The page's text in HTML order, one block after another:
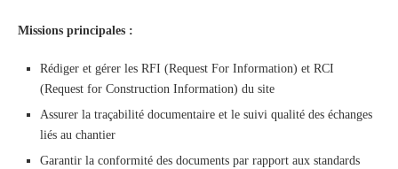
Missions principales :
Rédiger et gérer les RFI (Request For Information) et RCI
(Request for Construction Information) du site
Assurer la traçabilité documentaire et le suivi qualité des échanges
liés au chantier
Garantir la conformité des documents par rapport aux standards